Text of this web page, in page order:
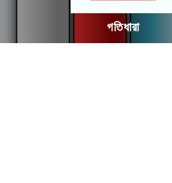
গতিধারা